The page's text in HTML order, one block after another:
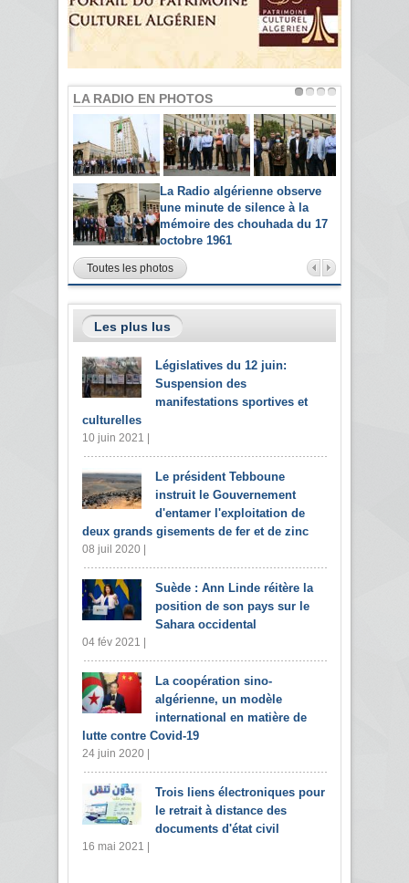
LA RADIO EN PHOTOS
La Radio algérienne observe
une minute de silence à la
mémoire des chouhada du 17
octobre 1961
Toutes les photos
Les plus lus
Législatives du 12 juin:
Suspension des
manifestations sportives et
culturelles
10 juin 2021 |
Le président Tebboune
instruit le Gouvernement
d'entamer l'exploitation de
deux grands gisements de fer et de zinc
08 juil 2020 |
Suède : Ann Linde réitère la
position de son pays sur le
Sahara occidental
04 fév 2021 |
La coopération sino-
algérienne, un modèle
international en matière de
lutte contre Covid-19
24 juin 2020 |
Trois liens électroniques pour
le retrait à distance des
documents d'état civil
16 mai 2021 |